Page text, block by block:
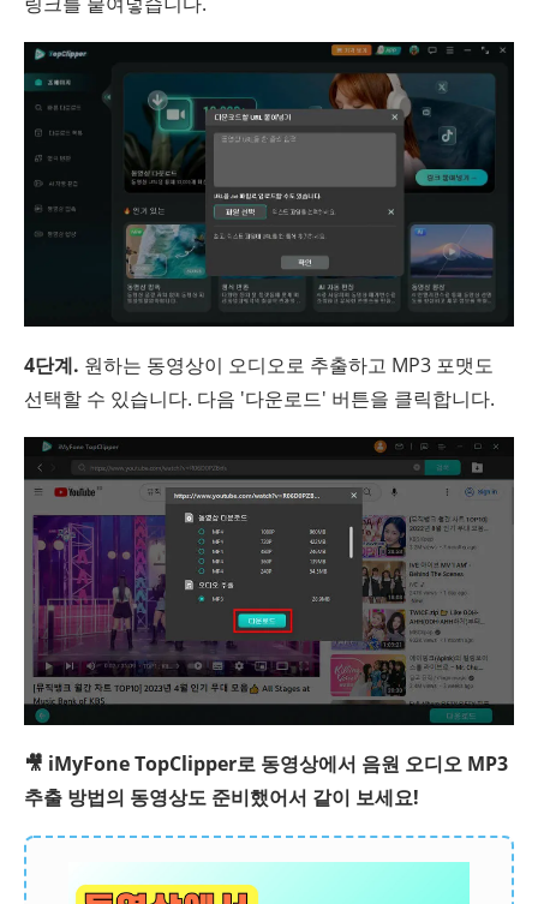
4단계. 원하는 동영상이 오디오로 추출하고 MP3 포맷도
선택할 수 있습니다. 다음 '다운로드' 버튼을 클릭합니다.
🎥 iMyFone TopClipper로 동영상에서 음원 오디오 MP3
추출 방법의 동영상도 준비했어서 같이 보세요!